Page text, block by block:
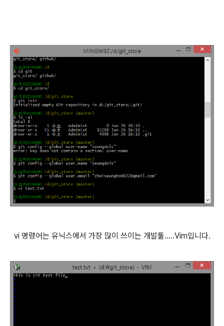
vi 명령어는 유닉스에서 가장 많이 쓰이는 개발툴.....Vim입니다.